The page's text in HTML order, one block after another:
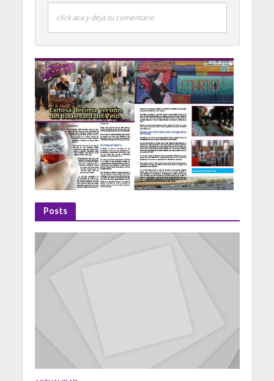
click aca y deja tu comentario
Posts